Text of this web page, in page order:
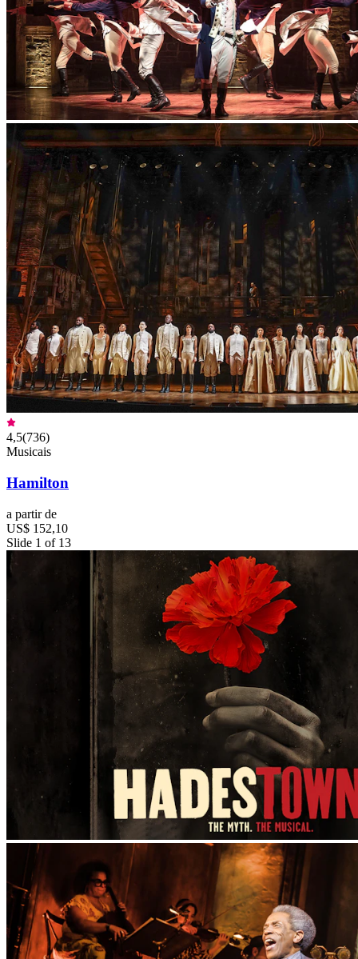
4,5(736)
Musicais
Hamilton
a partir de
US$ 152,10
Slide 1 of 13